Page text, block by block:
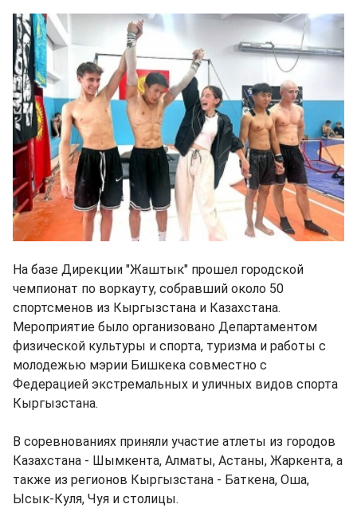
На базе Дирекции "Жаштык" прошел городской
чемпионат по воркауту, собравший около 50
спортсменов из Кыргызстана и Казахстана.
Мероприятие было организовано Департаментом
физической культуры и спорта, туризма и работы с
молодежью мэрии Бишкека совместно с
Федерацией экстремальных и уличных видов спорта
Кыргызстана.
В соревнованиях приняли участие атлеты из городов
Казахстана - Шымкента, Алматы, Астаны, Жаркента, а
также из регионов Кыргызстана - Баткена, Оша,
Ысык-Куля, Чуя и столицы.